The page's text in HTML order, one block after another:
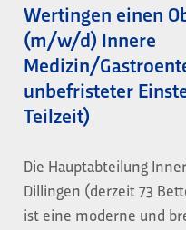
Wertingen einen
(m/w/d) Innere
Medizin/
unbefristeter
Teilzeit)
Die Hauptabteilung
Dillingen (derzeit 73
ist eine moderne und